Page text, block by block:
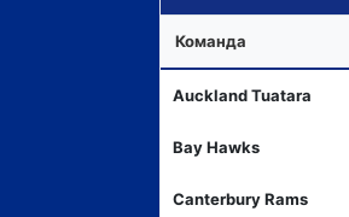
Команда
Auckland Tuatara
Bay Hawks
Canterbury Rams